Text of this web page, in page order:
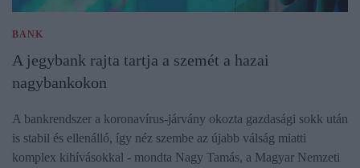
BANK
A jegybank rajta tartja a szemét a hazai
nagybankokon
A bankrendszer a koronavírus-járvány okozta gazdasági sokk után
is stabil és ellenálló, így néz szembe az újabb válság miatti
komplex kihívásokkal - mondta Nagy Tamás, a Magyar Nemzeti